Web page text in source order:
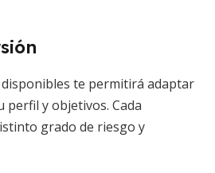
te permitirá adaptar
y objetivos. Cada
grado de riesgo y